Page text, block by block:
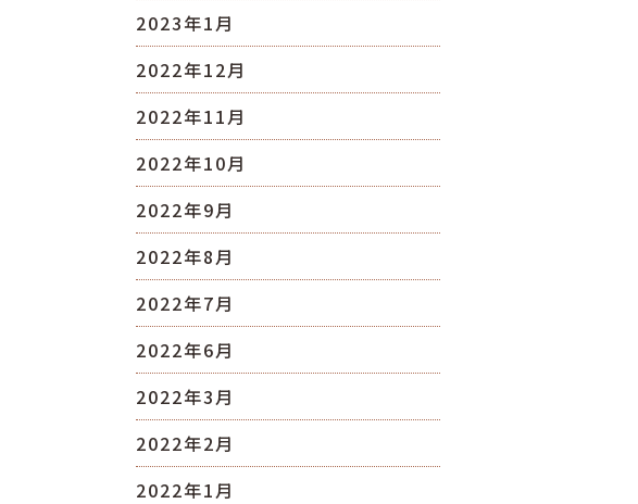
2023年1月
2022年12月
2022年11月
2022年10月
2022年9月
2022年8月
2022年7月
2022年6月
2022年3月
2022年2月
2022年1月